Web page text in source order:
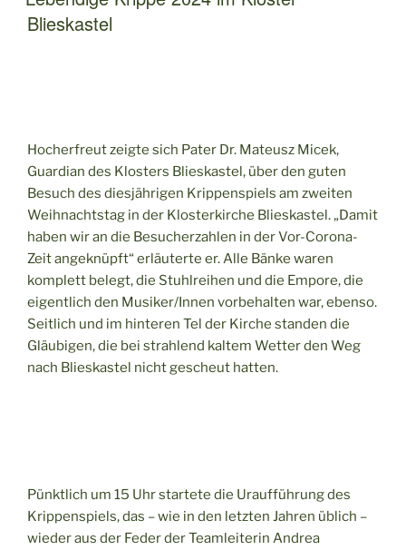
Blieskastel
Hocherfreut zeigte sich Pater Dr. Mateusz Micek,
Guardian des Klosters Blieskastel, über den guten
Besuch des diesjährigen Krippenspiels am zweiten
Weihnachtstag in der Klosterkirche Blieskastel. „Damit
haben wir an die Besucherzahlen in der Vor-Corona-
Zeit angeknüpft“ erläuterte er. Alle Bänke waren
komplett belegt, die Stuhlreihen und die Empore, die
eigentlich den Musiker/Innen vorbehalten war, ebenso.
Seitlich und im hinteren Tel der Kirche standen die
Gläubigen, die bei strahlend kaltem Wetter den Weg
nach Blieskastel nicht gescheut hatten.
Pünktlich um 15 Uhr startete die Uraufführung des
Krippenspiels, das – wie in den letzten Jahren üblich –
wieder aus der Feder der Teamleiterin Andrea